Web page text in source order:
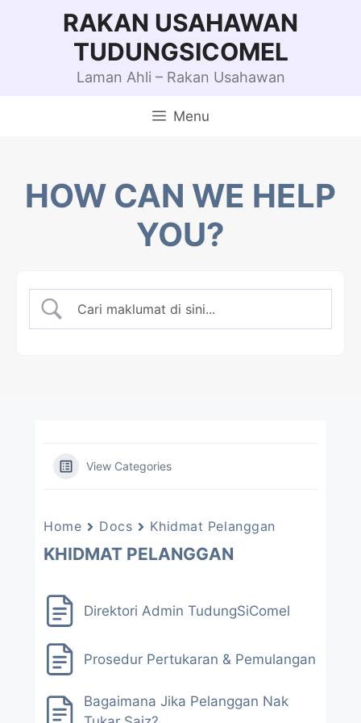
RAKAN USAHAWAN
TUDUNGSICOMEL
Laman Ahli – Rakan Usahawan
Menu
HOW CAN WE HELP
YOU?
View Categories
Home Docs Khidmat Pelanggan
KHIDMAT PELANGGAN
Direktori Admin TudungSiComel
Prosedur Pertukaran & Pemulangan
Bagaimana Jika Pelanggan Nak